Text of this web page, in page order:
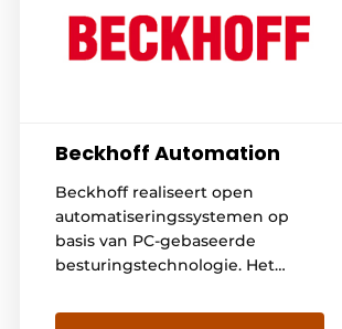
Beckhoff Automation
Beckhoff realiseert open
automatiseringssystemen op
basis van PC-gebaseerde
besturingstechnologie. Het
hoofdgebieden industrie-PC’s,